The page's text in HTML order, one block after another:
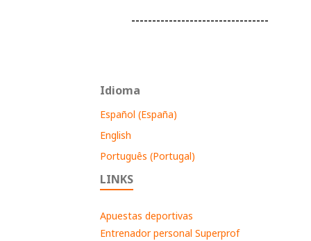
---------------------------------
Idioma
Español (España)
English
Português (Portugal)
LINKS
Apuestas deportivas
Entrenador personal Superprof